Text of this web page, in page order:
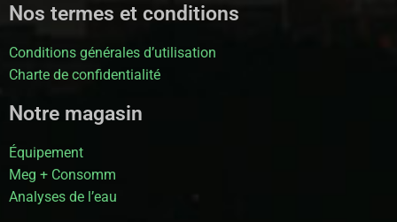
Nos termes et conditions
Conditions générales d’utilisation
Charte de confidentialité
Notre magasin
Équipement
Meg + Consomm
Analyses de l’eau